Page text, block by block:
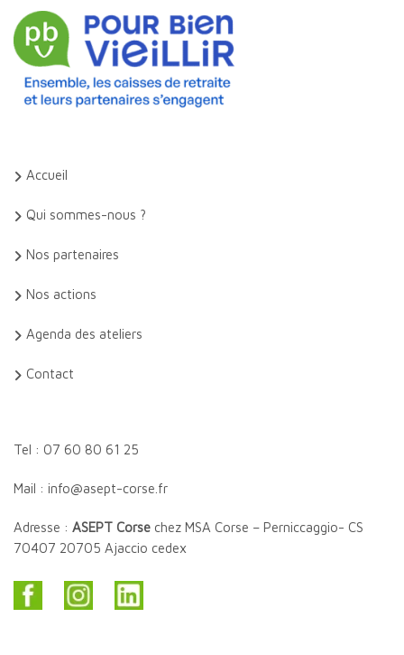
Accueil
Qui sommes-nous ?
Nos partenaires
Nos actions
Agenda des ateliers
Contact
Tel : 07 60 80 61 25
Mail : info@asept-corse.fr
Adresse : ASEPT Corse chez MSA Corse – Perniccaggio- CS
70407 20705 Ajaccio cedex